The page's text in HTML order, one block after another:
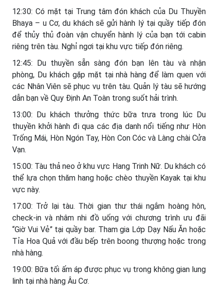
12:30: Có mặt tại Trung tâm đón khách của Du Thuyền
Bhaya – u Cơ, du khách sẽ gửi hành lý tại quầy tiếp đón
để thủy thủ đoàn vận chuyển hành lý của bạn tới cabin
riêng trên tàu. Nghỉ ngơi tại khu vực tiếp đón riêng.
12:45: Du thuyền sẵn sàng đón bạn lên tàu và nhận
phòng, Du khách gặp mặt tại nhà hàng để làm quen với
các Nhân Viên sẽ phục vụ trên tàu. Quản lý tàu sẽ hướng
dẫn bạn về Quy Định An Toàn trong suốt hải trình.
13:00: Du khách thưởng thức bữa trưa trong lúc Du
thuyền khởi hành đi qua các địa danh nổi tiếng như Hòn
Trống Mái, Hòn Ngón Tay, Hòn Con Cóc và Làng chài Cửa
Vạn.
15:00: Tàu thả neo ở khu vực Hang Trinh Nữ. Du khách có
thể lựa chọn thăm hang hoặc chèo thuyền Kayak tại khu
vực này.
17:00: Trở lại tàu. Thời gian thư thái ngắm hoàng hôn,
check-in và nhâm nhi đồ uống với chương trình ưu đãi
“Giờ Vui Vẻ” tại quầy bar. Tham gia Lớp Dạy Nấu Ăn hoặc
Tỉa Hoa Quả với đầu bếp trên boong thượng hoặc trong
nhà hàng.
19:00: Bữa tối ấm áp được phục vụ trong không gian lung
linh tại nhà hàng Âu Cơ.